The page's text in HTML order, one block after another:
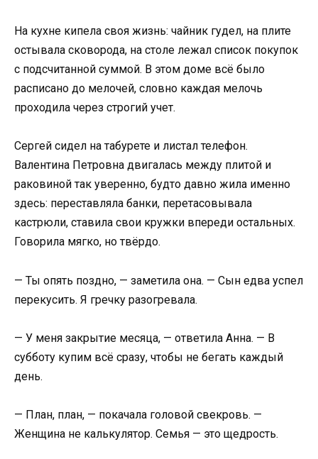
На кухне кипела своя жизнь: чайник гудел, на плите
остывала сковорода, на столе лежал список покупок
с подсчитанной суммой. В этом доме всё было
расписано до мелочей, словно каждая мелочь
проходила через строгий учет.
Сергей сидел на табурете и листал телефон.
Валентина Петровна двигалась между плитой и
раковиной так уверенно, будто давно жила именно
здесь: переставляла банки, перетасовывала
кастрюли, ставила свои кружки впереди остальных.
Говорила мягко, но твёрдо.
— Ты опять поздно, — заметила она. — Сын едва успел
перекусить. Я гречку разогревала.
— У меня закрытие месяца, — ответила Анна. — В
субботу купим всё сразу, чтобы не бегать каждый
день.
— План, план, — покачала головой свекровь. —
Женщина не калькулятор. Семья — это щедрость.